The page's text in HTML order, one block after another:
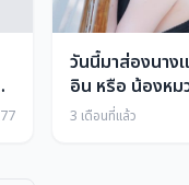
77
วันนี้มาส่องนา
อิน หรือ น้องหม
ว่าท่าโพสต์ของเ
3 เดือนที่แล้ว